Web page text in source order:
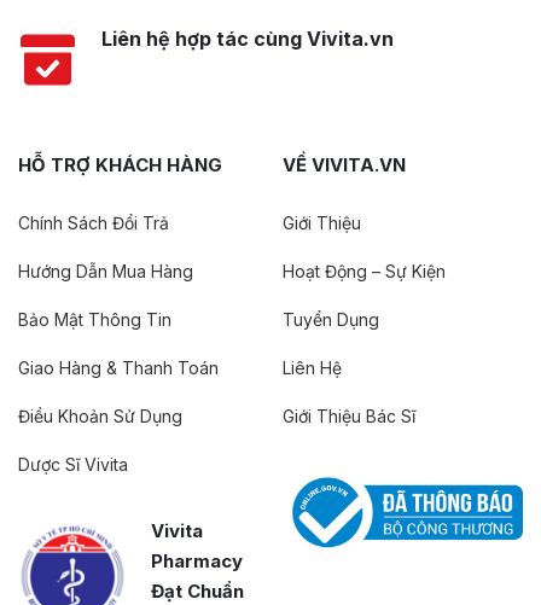
Liên hệ hợp tác cùng Vivita.vn
HỖ TRỢ KHÁCH HÀNG
Chính Sách Đổi Trả
Hướng Dẫn Mua Hàng
Bảo Mật Thông Tin
Giao Hàng & Thanh Toán
Điều Khoản Sử Dụng
Dược Sĩ Vivita
Vivita
Pharmacy
Đạt Chuẩn
VỀ VIVITA.VN
Giới Thiệu
Hoạt Động – Sự Kiện
Tuyển Dụng
Liên Hệ
Giới Thiệu Bác Sĩ